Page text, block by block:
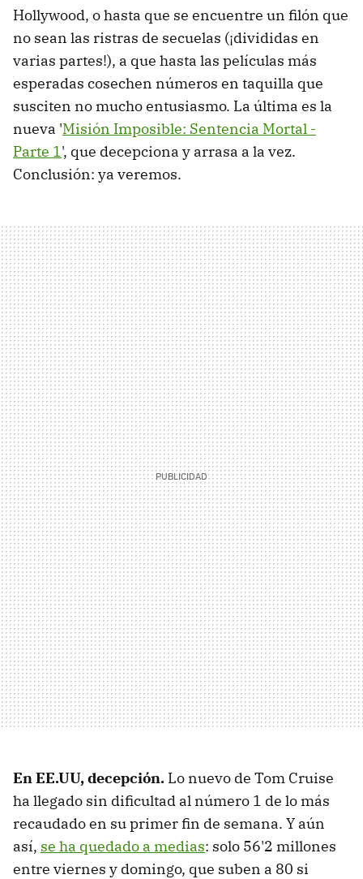
Hollywood, o hasta que se encuentre un filón que
no sean las ristras de secuelas (¡divididas en
varias partes!), a que hasta las películas más
esperadas cosechen números en taquilla que
susciten no mucho entusiasmo. La última es la
nueva 'Misión Imposible: Sentencia Mortal -
Parte 1', que decepciona y arrasa a la vez.
Conclusión: ya veremos.
En EE.UU, decepción. Lo nuevo de Tom Cruise
ha llegado sin dificultad al número 1 de lo más
recaudado en su primer fin de semana. Y aún
así, se ha quedado a medias: solo 56'2 millones
entre viernes y domingo, que suben a 80 si